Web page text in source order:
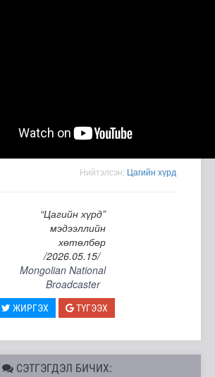
Нийтэлсэн: Цагийн хүрд
“Цагийн хүрд”
мэдээллийн
хөтөлбөр
/2026.05.15/
Mongolian National
Broadcaster
ЖИРГЭХ ТҮГЭЭХ
СЭТГЭГДЭЛ БИЧИХ: